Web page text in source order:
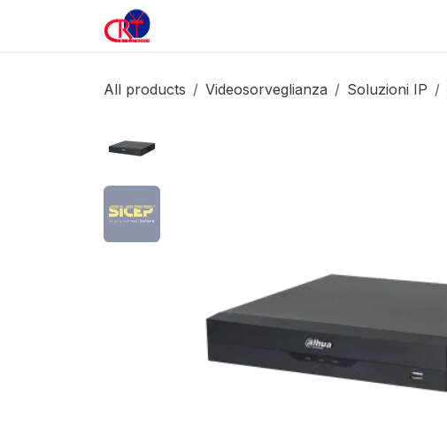
Passa al contenuto
All products Videosorveglianza Soluzioni IP